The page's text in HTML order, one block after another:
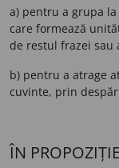
a) pentru a grupa
care formează
de restul frazei sau
b) pentru a atrage
cuvinte, prin
ÎN PROPOZIȚIE